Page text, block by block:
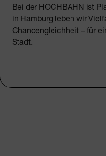
Bei der HOCHBAHN ist
in Hamburg leben wir
Chancengleichheit – für
Stadt.